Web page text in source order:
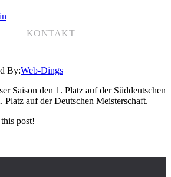
By:Web-Dings
Saison den 1. Platz auf der Süddeutschen
Platz auf der Deutschen Meisterschaft.
post!